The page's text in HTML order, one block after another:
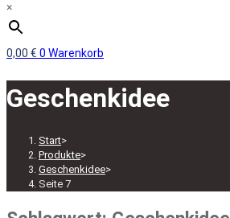
×
0,00 € 0 Warenkorb
Geschenkidee
Start>
Produkte>
Geschenkidee>
Seite 7